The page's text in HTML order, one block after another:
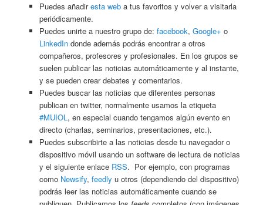
Puedes añadiresta weba tus favoritos y volver a visitarla
periódicamente.
Puedes unirte a nuestro grupo de: facebook, Google+ o
LinkedIndonde además podrás encontrar a otros
compañeros, profesores y profesionales. En los grupos se
suelen publicar las noticias automáticamente y al instante,
y se pueden crear debates y comentarios.
Puedes buscar las noticias que diferentes personas
publican en twitter, normalmente usamos la etiqueta
#MUIOL, en especial cuando tengamos algún evento en
directo (charlas, seminarios, presentaciones, etc.).
Puedes subscribirte a las noticias desde tu navegador o
dispositivo móvil usando un software de lectura de noticias
y el siguiente enlace RSS. Por ejemplo, con programas
como Newsify, feedly u otros (dependiendo del dispositivo)
podrás leer las noticias automáticamente cuando se